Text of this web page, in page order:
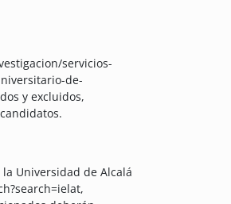
servicios-
de-
y excluidos,
Universidad de Alcalá